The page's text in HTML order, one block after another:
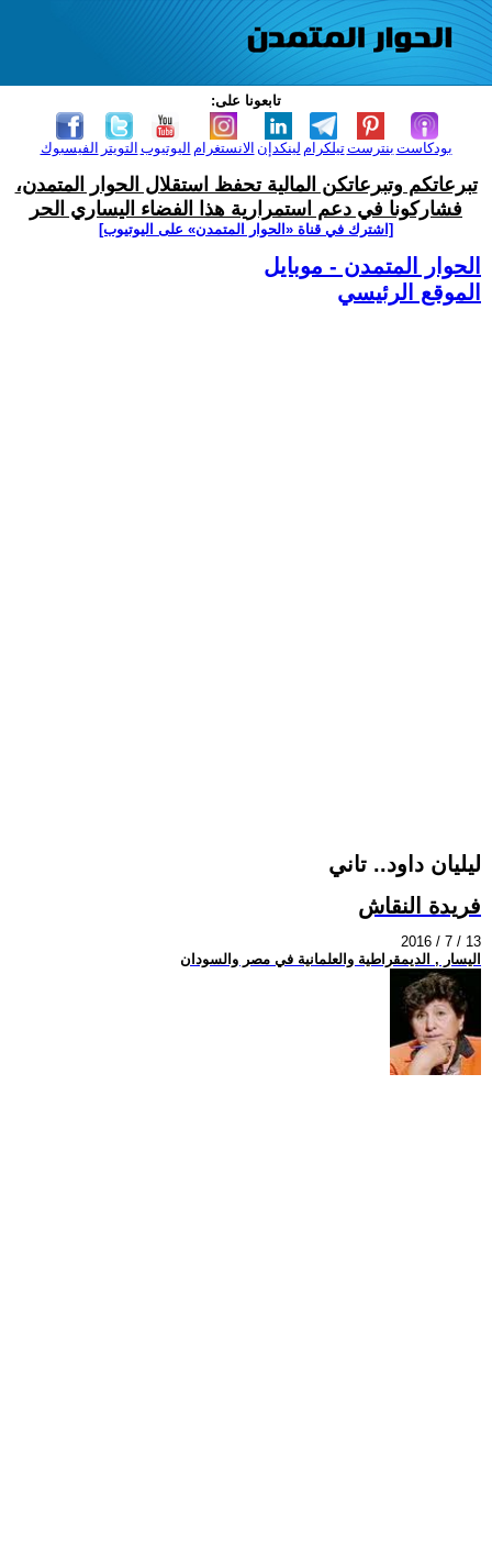
تابعونا على:
الفيسبوك التويتر اليوتيوب الانستغرام لينكدإن تيلكرامبنترست بودكاست
تبرعاتكم وتبرعاتكن المالية تحفظ استقلال الحوار المتمدن،
فشاركونا في دعم استمرارية هذا الفضاء اليساري الحر
[اشترك في قناة ‫«الحوار المتمدن» على اليوتيوب]
الحوار المتمدن - موبايل
الموقع الرئيسي
ليليان داود.. تاني
فريدة النقاش
2016 / 7 / 13
اليسار , الديمقراطية والعلمانية في مصر والسودان